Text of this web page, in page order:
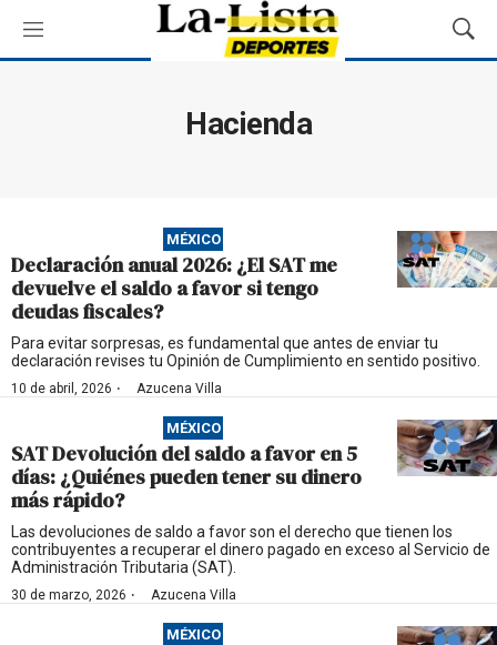
M
e
M
o
ú
s
q
u
a
Hacienda
MÉXICO
Declaración anual 2026: ¿El SAT me
devuelve el saldo a favor si tengo
deudas fiscales?
Para evitar sorpresas, es fundamental que antes de enviar tu
declaración revises tu Opinión de Cumplimiento en sentido positivo.
10 de abril, 2026 · Azucena Villa
MÉXICO
SAT Devolución del saldo a favor en 5
días: ¿Quiénes pueden tener su dinero
más rápido?
Las devoluciones de saldo a favor son el derecho que tienen los
contribuyentes a recuperar el dinero pagado en exceso al Servicio de
Administración Tributaria (SAT).
30 de marzo, 2026 · Azucena Villa
MÉXICO